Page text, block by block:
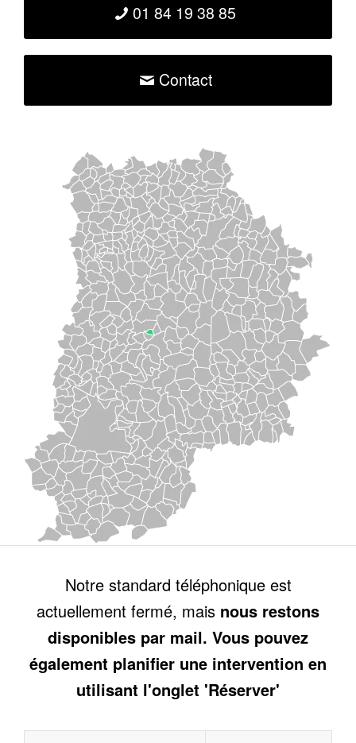
01 84 19 38 85
Contact
Notre standard téléphonique est
actuellement fermé, mais nous restons
disponibles par mail. Vous pouvez
également planifier une intervention en
utilisant l'onglet 'Réserver'